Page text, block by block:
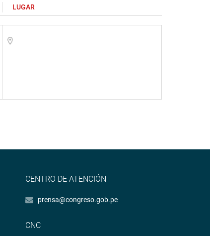
LUGAR
CENTRO DE ATENCIÓN
prensa@congreso.gob.pe
CNC